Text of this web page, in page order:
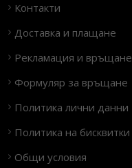
Контакти
Доставка и плащане
Рекламация и връщане
Формуляр за връщане
Политика лични данни
Политика на бисквитки
Общи условия